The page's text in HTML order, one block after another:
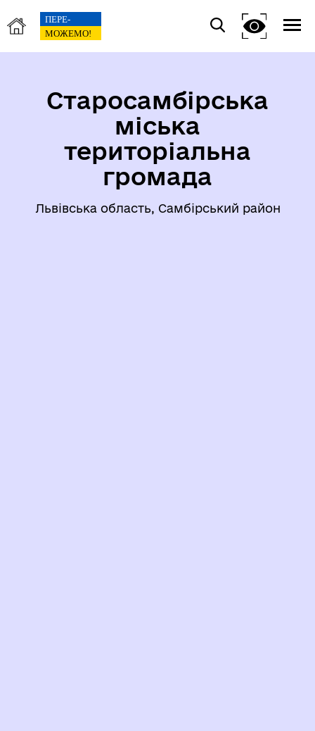
Старосамбірська
міська
територіальна
громада
Львівська область, Самбірський район